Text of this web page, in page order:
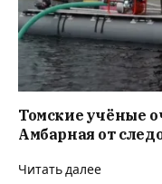
Томские учёные
Амбарная от
Читать далее